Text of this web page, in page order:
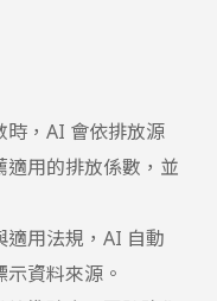
時，AI 會依排放源
用的排放係數，並
適用法規，AI 自動
資料來源。